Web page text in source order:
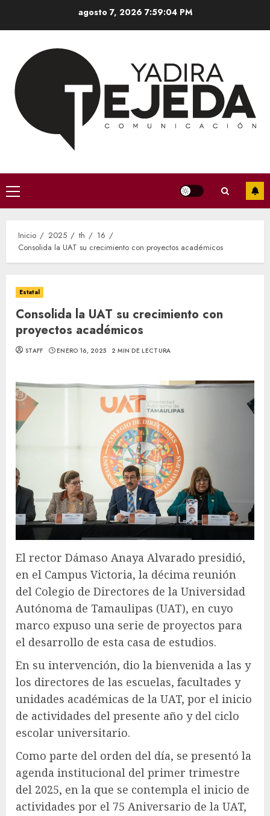
agosto 7, 2026 7:59:04 PM
Menú
principal
Inicio 2025 th
16
Consolida la UAT su crecimiento con proyectos académicos
Estatal
Consolida la UAT su crecimiento con
proyectos académicos
STAFF ENERO 16, 2025 2 MIN DE LECTURA
El rector Dámaso Anaya Alvarado presidió,
en el Campus Victoria, la décima reunión
del Colegio de Directores de la Universidad
Autónoma de Tamaulipas (UAT), en cuyo
marco expuso una serie de proyectos para
el desarrollo de esta casa de estudios.
En su intervención, dio la bienvenida a las y
los directores de las escuelas, facultades y
unidades académicas de la UAT, por el inicio
de actividades del presente año y del ciclo
escolar universitario.
Como parte del orden del día, se presentó la
agenda institucional del primer trimestre
del 2025, en la que se contempla el inicio de
actividades por el 75 Aniversario de la UAT,